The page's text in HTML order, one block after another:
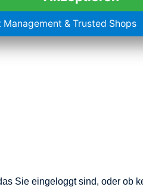
haben. Es werden
Sie eingeloggt sind, oder ob